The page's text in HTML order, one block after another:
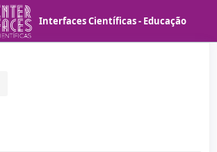
Interfaces Científicas - Educação